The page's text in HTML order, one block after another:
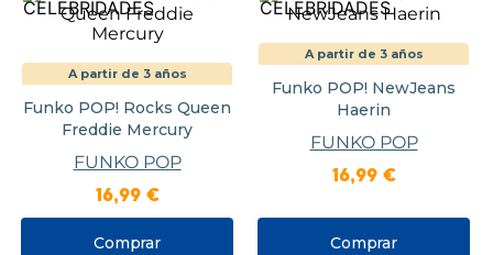
A partir de 3 años
Funko POP! Rocks Queen
Freddie Mercury
FUNKO POP
16,99 €
Comprar
A partir de 3 años
Funko POP! NewJeans
Haerin
FUNKO POP
16,99 €
Comprar